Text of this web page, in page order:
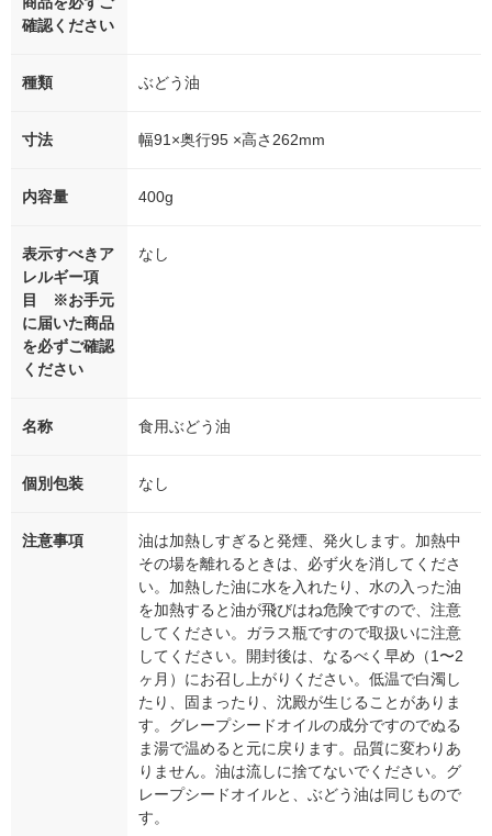
確認ください
種類 ぶどう油
寸法 幅91×奥行95 ×高さ262mm
内容量 400g
表示すべきア
レルギー項
目 ※お手元
に届いた商品
を必ずご確認
ください
なし
名称 食用ぶどう油
個別包装 なし
注意事項
油は加熱しすぎると発煙、発火します。加熱中
その場を離れるときは、必ず火を消してくださ
い。加熱した油に水を入れたり、水の入った油
を加熱すると油が飛びはね危険ですので、注意
してください。ガラス瓶ですので取扱いに注意
してください。開封後は、なるべく早め（1〜2
ヶ月）にお召し上がりください。低温で白濁し
たり、固まったり、沈殿が生じることがありま
す。グレープシードオイルの成分ですのでぬる
ま湯で温めると元に戻ります。品質に変わりあ
りません。油は流しに捨てないでください。グ
レープシードオイルと、ぶどう油は同じもので
す。